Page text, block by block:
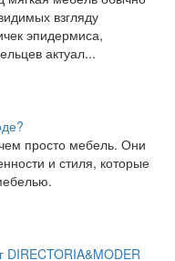
взгляду
эпидермиса,
актуал...
просто мебель. Они
и стиля, которые